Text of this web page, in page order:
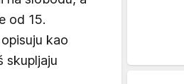
od 15.
kao
skupljaju